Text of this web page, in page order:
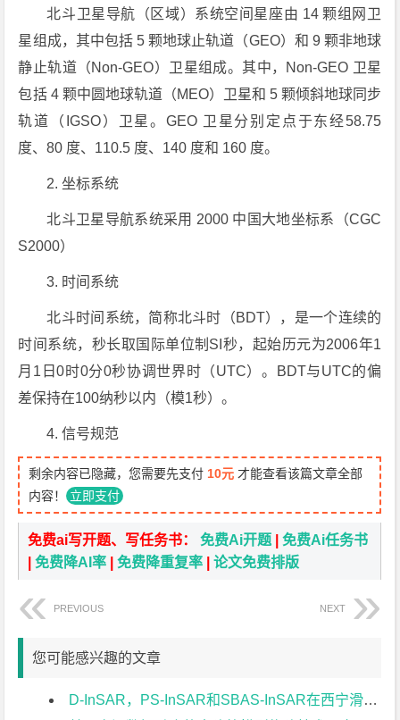
北斗卫星导航（区域）系统空间星座由 14 颗组网卫
星组成，其中包括 5 颗地球止轨道（GEO）和 9 颗非地球
静止轨道（Non-GEO）卫星组成。其中，Non-GEO 卫星
包括 4 颗中圆地球轨道（MEO）卫星和 5 颗倾斜地球同步
轨道（IGSO）卫星。GEO 卫星分别定点于东经58.75
度、80 度、110.5 度、140 度和 160 度。
2. 坐标系统
北斗卫星导航系统采用 2000 中国大地坐标系（CGC
S2000）
3. 时间系统
北斗时间系统，简称北斗时（BDT），是一个连续的
时间系统，秒长取国际单位制SI秒，起始历元为2006年1
月1日0时0分0秒协调世界时（UTC）。BDT与UTC的偏
差保持在100纳秒以内（模1秒）。
4. 信号规范
剩余内容已隐藏，您需要先支付 10元 才能查看该篇文章全部
内容！ 立即支付
免费ai写开题、写任务书：免费Ai开题 |免费Ai任务书
|免费降AI率 |免费降重复率 |论文免费排版
PREVIOUS NEXT
您可能感兴趣的文章
D-InSAR，PS-InSAR和SBAS-InSAR在西宁滑坡监测中的应用及对比分析文献综述